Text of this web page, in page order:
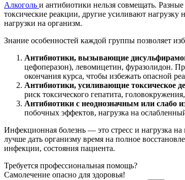
Алкоголь и антибиотики нельзя совмещать.
токсические реакции, другие усиливают
нагрузки на организм.
Знание особенностей каждой группы позволяет
Антибиотики, вызывающие
цефоперазон), левомицетин, фуразолидон.
окончания курса, чтобы избежать опасной
Антибиотики, усиливающие токсическое
риск токсического гепатита,
Антибиотики с неоднозначным или слабо
побочных эффектов, нагрузка на
Инфекционная болезнь — это стресс и нагрузка
лучше дать организму время на полное
инфекции, состояния пациента.
Требуется профессиональная помощь?
Самолечение опасно для здоровья!